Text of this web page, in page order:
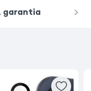
garantia